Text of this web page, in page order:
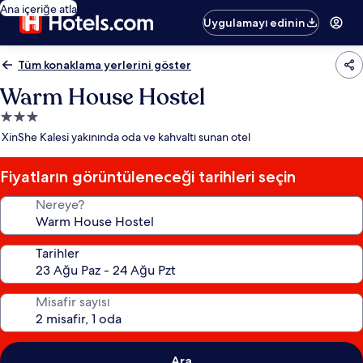
Ana içeriğe atla
Uygulamayı edinin
Tüm konaklama yerlerini göster
Warm House Hostel
3.0
yıldızlı
yeri
XinShe Kalesi yakınında oda ve kahvaltı sunan otel
Fiyatların görüntüleneceği tarihleri seçin
Nereye?
Tarihler
Misafir sayısı